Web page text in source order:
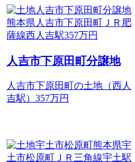
人吉市下原田町分譲地
人吉市下原田町の土地（西人
吉駅）357万円